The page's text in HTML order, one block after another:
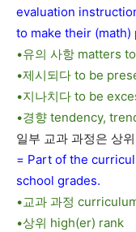
evaluation
to make their
•유의 사항 matters
•제시되다 to be
•지나치다 to be
•경향 tendency,
일부 교과 과정은 상
= Part of the
school grades.
•교과 과정
•상위 high(er) rank